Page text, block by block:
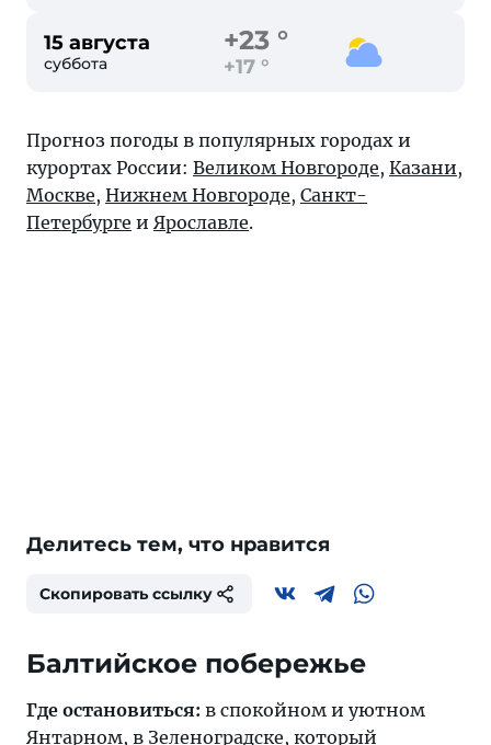
15 августа
суббота
+23 °
+17 °
Прогноз погоды в популярных городах и
курортах России: Великом Новгороде, Казани,
Москве, Нижнем Новгороде, Санкт-
Петербурге и Ярославле.
Делитесь тем, что нравится
Скопировать ссылку
Балтийское побережье
Где остановиться: в спокойном и уютном
Янтарном, в Зеленоградске, который